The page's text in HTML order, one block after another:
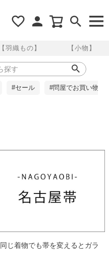
【羽織もの】 【小物】
#セール #問屋でお買い物
じ着物でも帯を変えるとガラ